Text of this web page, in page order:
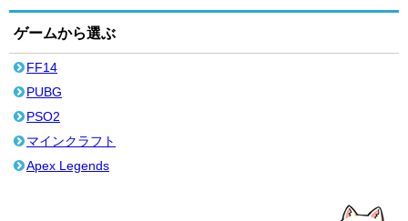
ゲームから選ぶ
FF14
PUBG
PSO2
マインクラフト
Apex Legends